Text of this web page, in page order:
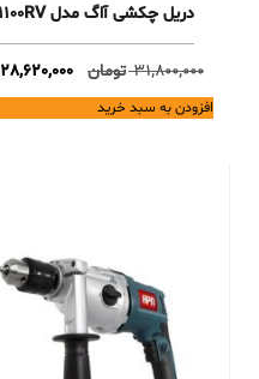
دریل چکشی آاگ مدل SB2E1100RV
31,800,000 تومان
Original
price
was:
28,620,000
افزودن به سبد خرید